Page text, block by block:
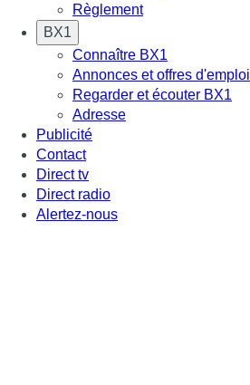
Règlement
BX1
Connaître BX1
Annonces et offres d'emploi
Regarder et écouter BX1
Adresse
Publicité
Contact
Direct tv
Direct radio
Alertez-nous